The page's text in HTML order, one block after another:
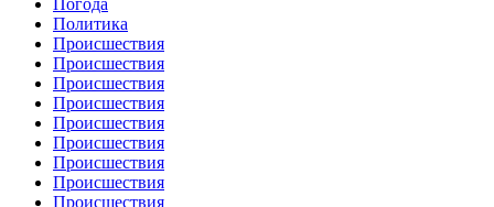
Политика
Происшествия
Происшествия
Происшествия
Происшествия
Происшествия
Происшествия
Происшествия
Происшествия
Происшествия